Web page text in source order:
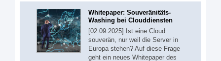
Whitepaper: Souveränitäts-
Washing bei Clouddiensten
[02.09.2025] Ist eine Cloud
souverän, nur weil die Server in
Europa stehen? Auf diese Frage
geht ein neues Whitepaper des